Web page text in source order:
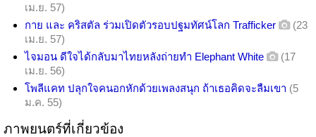
เม.ย. 57)
กาย และ คริสตัล ร่วมเปิดตัวรอบปฐมทัศน์โลก Trafficker
(23
เม.ย. 57)
ไจมอน ดีใจได้กลับมาไทยหลังถ่ายทำ Elephant White
(17
เม.ย. 56)
โพลีแคท ปลุกใจคนอกหักด้วยเพลงสนุก ถ้าเธอคิดจะลืมเขา (5
ม.ค. 55)
ภาพยนตร์ที่เกี่ยวข้อง